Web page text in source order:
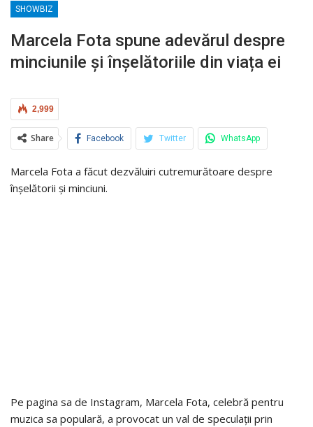
SHOWBIZ
Marcela Fota spune adevărul despre
minciunile și înșelătoriile din viața ei
2,999
Share Facebook Twitter WhatsApp
Marcela Fota a făcut dezvăluiri cutremurătoare despre
înșelătorii și minciuni.
Pe pagina sa de Instagram, Marcela Fota, celebră pentru
muzica sa populară, a provocat un val de speculații prin